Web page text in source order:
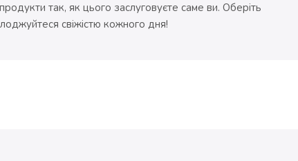
так, як цього заслуговуєте саме ви. Оберіть
свіжістю кожного дня!